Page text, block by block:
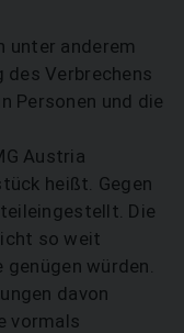
unter anderem
des Verbrechens
Personen und die
Austria
heißt. Gegen
Die
so weit
würden.
davon
vormals